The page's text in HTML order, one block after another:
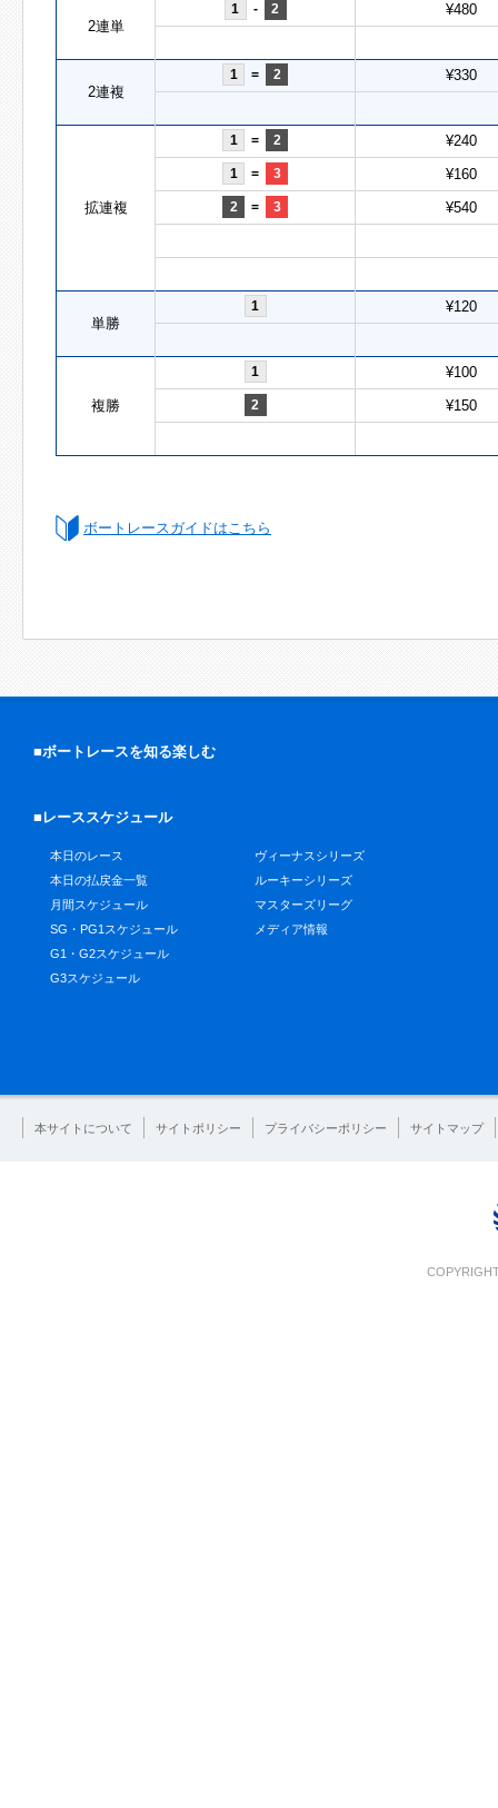
2連単
1 - 2 ¥480
2連複
1 = 2 ¥330
拡連複
1 = 2 ¥240
1 = 3 ¥160
2 = 3 ¥540
単勝
1 ¥120
複勝
1 ¥100
2 ¥150
ボートレースガイドはこちら
■ボートレースを知る楽しむ
■レーススケジュール
本日のレース
本日の払戻金一覧
月間スケジュール
SG・PG1スケジュール
G1・G2スケジュール
G3スケジュール
ヴィーナスシリーズ
ルーキーシリーズ
マスターズリーグ
メディア情報
本サイトについて サイトポリシー プライバシーポリシー サイトマップ